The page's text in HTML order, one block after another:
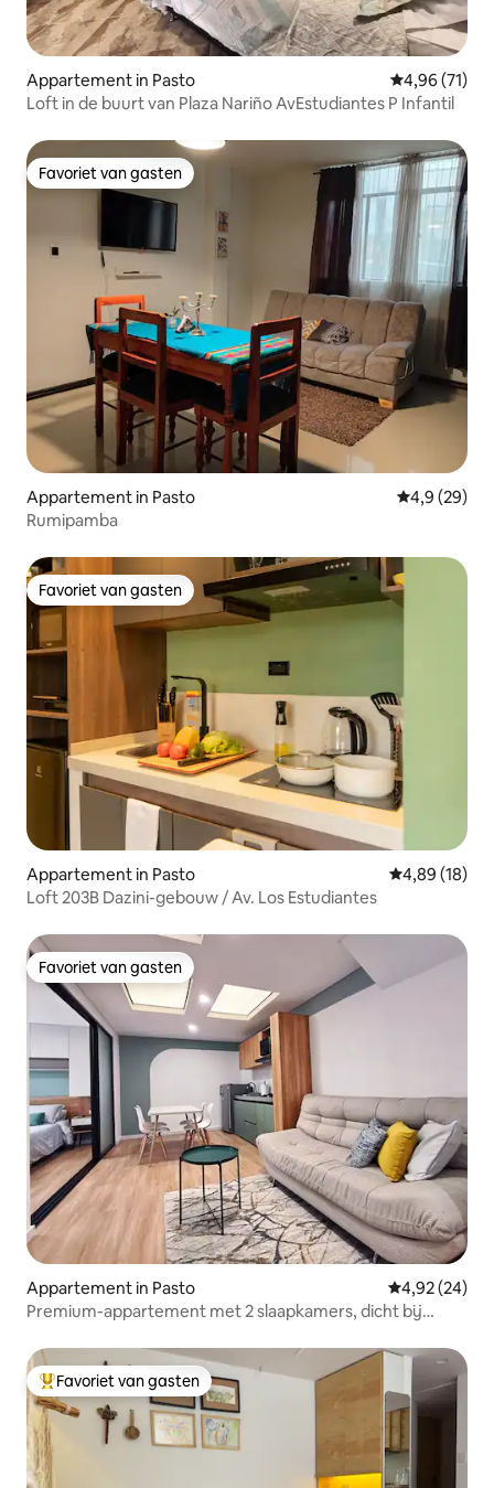
Appartement in Pasto Gemiddelde
4,96 (71)
Loft in de buurt van Plaza Nariño AvEstudiantes P Infantil
Favoriet van gasten
Favoriet van gasten
Appartement in Pasto Gemiddelde
4,9 (29)
Rumipamba
Favoriet van gasten
Favoriet van gasten
Appartement in Pasto Gemiddelde
4,89 (18)
Loft 203B Dazini-gebouw / Av. Los Estudiantes
Favoriet van gasten
Favoriet van gasten
Appartement in Pasto Gemiddelde
4,92 (24)
Premium-appartement met 2 slaapkamers, dicht bij
Topfavoriet van gasten
Favoriet van gasten